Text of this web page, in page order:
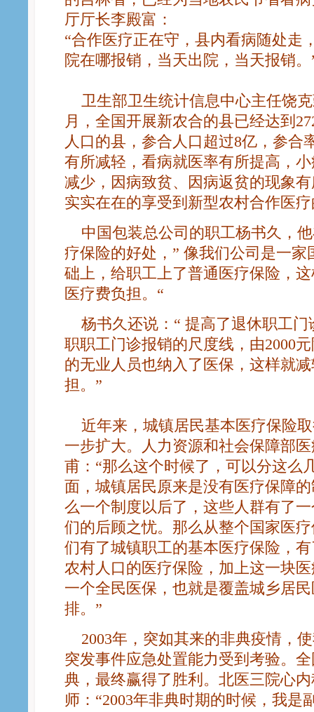
厅厅长李殿富：
“合作医疗正在守，县内看病随处走
院在哪报销，当天出院，当天报销。
卫生部卫生统计信息中心主任饶
月，全国开展新农合的县已经达到
人口的县，参合人口超过8亿，参合
有所减轻，看病就医率有所提高，
减少，因病致贫、因病返贫的现象
实实在在的享受到新型农村合作医
中国包装总公司的职工杨书久，
疗保险的好处，” 像我们公司是一
础上，给职工上了普通医疗保险，
医疗费负担。“
杨书久还说：“ 提高了退休职工门
职职工门诊报销的尺度线，由2000
的无业人员也纳入了医保，这样就
担。”
近年来，城镇居民基本医疗保险
一步扩大。人力资源和社会保障部
甫：“那么这个时候了，可以分这么
面，城镇居民原来是没有医疗保障
么一个制度以后了，这些人群有了
们的后顾之忧。那么从整个国家医
们有了城镇职工的基本医疗保险，
农村人口的医疗保险，加上这一块
一个全民医保，也就是覆盖城乡居
排。”
2003年，突如其来的非典疫情，
突发事件应急处置能力受到考验。
典，最终赢得了胜利。北医三院心
师：“2003年非典时期的时候，我是